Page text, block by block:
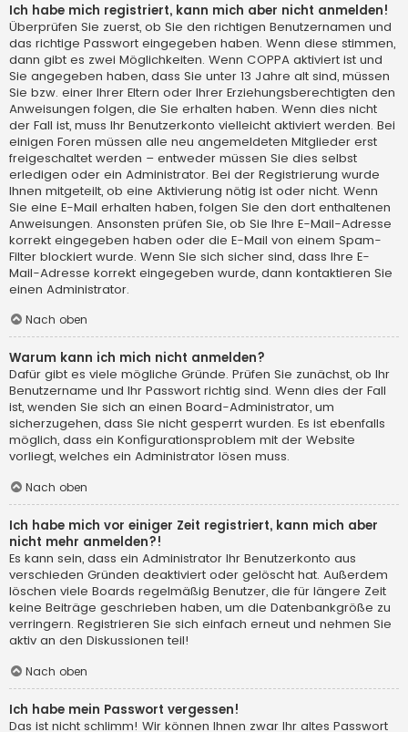
Ich habe mich registriert, kann mich aber nicht anmelden!
Überprüfen Sie zuerst, ob Sie den richtigen Benutzernamen und
das richtige Passwort eingegeben haben. Wenn diese stimmen,
dann gibt es zwei Möglichkeiten. Wenn COPPA aktiviert ist und
Sie angegeben haben, dass Sie unter 13 Jahre alt sind, müssen
Sie bzw. einer Ihrer Eltern oder Ihrer Erziehungsberechtigten den
Anweisungen folgen, die Sie erhalten haben. Wenn dies nicht
der Fall ist, muss Ihr Benutzerkonto vielleicht aktiviert werden. Bei
einigen Foren müssen alle neu angemeldeten Mitglieder erst
freigeschaltet werden – entweder müssen Sie dies selbst
erledigen oder ein Administrator. Bei der Registrierung wurde
Ihnen mitgeteilt, ob eine Aktivierung nötig ist oder nicht. Wenn
Sie eine E-Mail erhalten haben, folgen Sie den dort enthaltenen
Anweisungen. Ansonsten prüfen Sie, ob Sie Ihre E-Mail-Adresse
korrekt eingegeben haben oder die E-Mail von einem Spam-
Filter blockiert wurde. Wenn Sie sich sicher sind, dass Ihre E-
Mail-Adresse korrekt eingegeben wurde, dann kontaktieren Sie
einen Administrator.
Nach oben
Warum kann ich mich nicht anmelden?
Dafür gibt es viele mögliche Gründe. Prüfen Sie zunächst, ob Ihr
Benutzername und Ihr Passwort richtig sind. Wenn dies der Fall
ist, wenden Sie sich an einen Board-Administrator, um
sicherzugehen, dass Sie nicht gesperrt wurden. Es ist ebenfalls
möglich, dass ein Konfigurationsproblem mit der Website
vorliegt, welches ein Administrator lösen muss.
Nach oben
Ich habe mich vor einiger Zeit registriert, kann mich aber
nicht mehr anmelden?!
Es kann sein, dass ein Administrator Ihr Benutzerkonto aus
verschieden Gründen deaktiviert oder gelöscht hat. Außerdem
löschen viele Boards regelmäßig Benutzer, die für längere Zeit
keine Beiträge geschrieben haben, um die Datenbankgröße zu
verringern. Registrieren Sie sich einfach erneut und nehmen Sie
aktiv an den Diskussionen teil!
Nach oben
Ich habe mein Passwort vergessen!
Das ist nicht schlimm! Wir können Ihnen zwar Ihr altes Passwort